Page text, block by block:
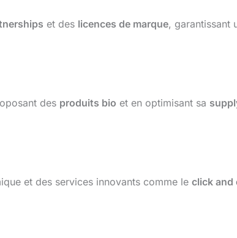
et des licences de marque, garantissant
des produits bio et en optimisant sa
et des services innovants comme le click and